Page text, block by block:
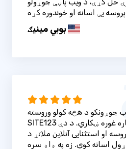
بوبي مینیګ
جوړونکو د هڅه کولو وروسته،
SITE123 زما په څیر د نویو لپاره غوره ښکاري. د دې
او استثنایی آنلاین ملاتړ د
اسانه کوي. زه په ډاډ سره